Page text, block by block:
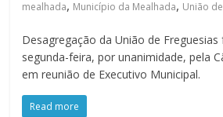
mealhada, Município da Mealhada, União
Desagregação da União de
segunda-feira, por unanimidade, pela
em reunião de Executivo Municipal.
Read more